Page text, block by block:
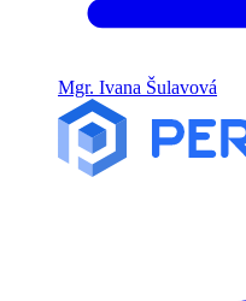
Mgr. Ivana Šulavová